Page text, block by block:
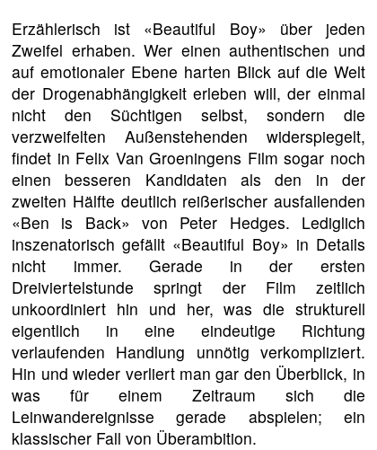
Erzählerisch ist «Beautiful Boy» über jeden
Zweifel erhaben. Wer einen authentischen und
auf emotionaler Ebene harten Blick auf die Welt
der Drogenabhängigkeit erleben will, der einmal
nicht den Süchtigen selbst, sondern die
verzweifelten Außenstehenden widerspiegelt,
findet in Felix Van Groeningens Film sogar noch
einen besseren Kandidaten als den in der
zweiten Hälfte deutlich reißerischer ausfallenden
«Ben is Back» von Peter Hedges. Lediglich
inszenatorisch gefällt «Beautiful Boy» in Details
nicht immer. Gerade in der ersten
Dreiviertelstunde springt der Film zeitlich
unkoordiniert hin und her, was die strukturell
eigentlich in eine eindeutige Richtung
verlaufenden Handlung unnötig verkompliziert.
Hin und wieder verliert man gar den Überblick, in
was für einem Zeitraum sich die
Leinwandereignisse gerade abspielen; ein
klassischer Fall von Überambition.